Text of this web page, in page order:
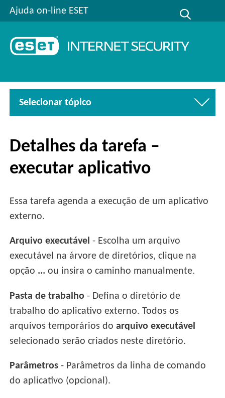
Ajuda on-line ESET
Selecionar tópico
Detalhes da tarefa –
executar aplicativo
Essa tarefa agenda a execução de um aplicativo
externo.
Arquivo executável - Escolha um arquivo
executável na árvore de diretórios, clique na
opção ... ou insira o caminho manualmente.
Pasta de trabalho - Defina o diretório de
trabalho do aplicativo externo. Todos os
arquivos temporários doarquivo executável
selecionado serão criados neste diretório.
Parâmetros - Parâmetros da linha de comando
do aplicativo (opcional).